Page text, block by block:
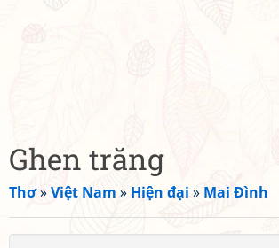
Ghen trăng
Thơ»Việt Nam » Hiện đại » Mai Đình